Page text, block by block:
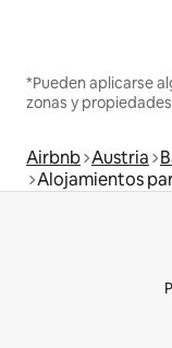
*Pueden aplicarse
zonas y
Airbnb Austria
Alojamientos